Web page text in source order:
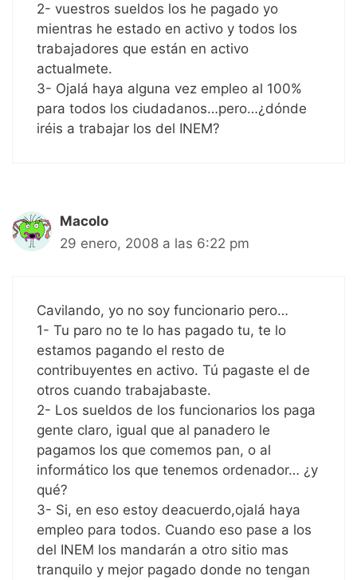
2- vuestros sueldos los he pagado yo
mientras he estado en activo y todos los
trabajadores que están en activo
actualmete.
3- Ojalá haya alguna vez empleo al 100%
para todos los ciudadanos…pero…¿dónde
iréis a trabajar los del INEM?
Macolo
29 enero, 2008 a las 6:22 pm
Cavilando, yo no soy funcionario pero…
1- Tu paro no te lo has pagado tu, te lo
estamos pagando el resto de
contribuyentes en activo. Tú pagaste el de
otros cuando trabajabaste.
2- Los sueldos de los funcionarios los paga
gente claro, igual que al panadero le
pagamos los que comemos pan, o al
informático los que tenemos ordenador… ¿y
qué?
3- Si, en eso estoy deacuerdo,ojalá haya
empleo para todos. Cuando eso pase a los
del INEM los mandarán a otro sitio mas
tranquilo y mejor pagado donde no tengan